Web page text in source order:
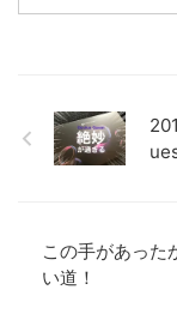
なイメージもありま
フオクでこの０円が
必要なステップは4つ
金3万円 ...
この手があった
い道！